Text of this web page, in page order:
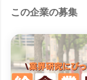
この企業の募集